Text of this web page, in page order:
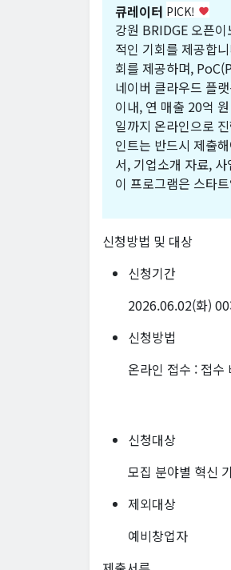
큐레이터 PICK! favorite
강원 BRIDGE 오픈
적인 기회를 제공합
회를 제공하며,
네이버 클라우드 플
이내, 연 매출 20억
일까지 온라인으로
인트는 반드시 제출
서, 기업소개 자료,
이 프로그램은 스타
신청방법 및 대상
신청기간
2026.06.02(화)
신청방법
온라인 접수 : 접수
신청대상
모집 분야별 혁신
제외대상
예비창업자